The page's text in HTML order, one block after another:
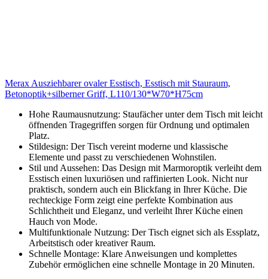
Merax Ausziehbarer ovaler Esstisch, Esstisch mit Stauraum,
Betonoptik+silberner Griff, L110/130*W70*H75cm
Hohe Raumausnutzung: Staufächer unter dem Tisch mit leicht
öffnenden Tragegriffen sorgen für Ordnung und optimalen
Platz.
Stildesign: Der Tisch vereint moderne und klassische
Elemente und passt zu verschiedenen Wohnstilen.
Stil und Aussehen: Das Design mit Marmoroptik verleiht dem
Esstisch einen luxuriösen und raffinierten Look. Nicht nur
praktisch, sondern auch ein Blickfang in Ihrer Küche. Die
rechteckige Form zeigt eine perfekte Kombination aus
Schlichtheit und Eleganz, und verleiht Ihrer Küche einen
Hauch von Mode.
Multifunktionale Nutzung: Der Tisch eignet sich als Essplatz,
Arbeitstisch oder kreativer Raum.
Schnelle Montage: Klare Anweisungen und komplettes
Zubehör ermöglichen eine schnelle Montage in 20 Minuten.